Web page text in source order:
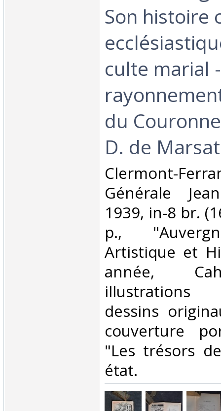
Son histoire
culte marial
du
D. de
‎Clermont-
Générale
1939, in-8 br.
p.,
Artistique et
année,
dessins
couverture
"Les trésors
état. ‎